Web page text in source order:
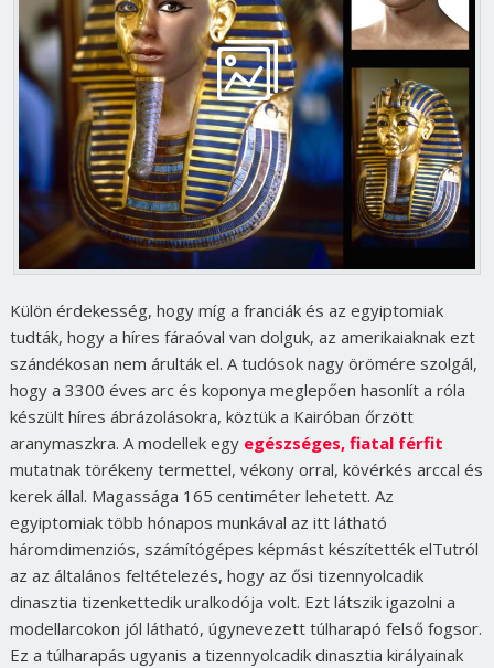
Külön érdekesség, hogy míg a franciák és az egyiptomiak
tudták, hogy a híres fáraóval van dolguk, az amerikaiaknak ezt
szándékosan nem árulták el. A tudósok nagy örömére szolgál,
hogy a 3300 éves arc és koponya meglepően hasonlít a róla
készült híres ábrázolásokra, köztük a Kairóban őrzött
aranymaszkra. A modellek egy egészséges, fiatal férfit
mutatnak törékeny termettel, vékony orral, kövérkés arccal és
kerek állal. Magassága 165 centiméter lehetett. Az
egyiptomiak több hónapos munkával az itt látható
háromdimenziós, számítógépes képmást készítették elTutról
az az általános feltételezés, hogy az ősi tizennyolcadik
dinasztia tizenkettedik uralkodója volt. Ezt látszik igazolni a
modellarcokon jól látható, úgynevezett túlharapó felső fogsor.
Ez a túlharapás ugyanis a tizennyolcadik dinasztia királyainak